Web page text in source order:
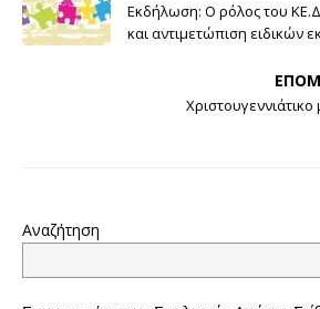
Εκδήλωση: Ο ρόλος του
και αντιμετώπιση ειδικών
Αναζήτηση